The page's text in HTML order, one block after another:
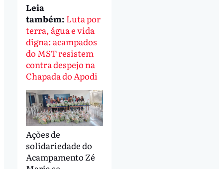
Leia
também: Luta por
terra, água e vida
digna: acampados
do MST resistem
contra despejo na
Chapada do Apodi
Ações de
solidariedade do
Acampamento Zé